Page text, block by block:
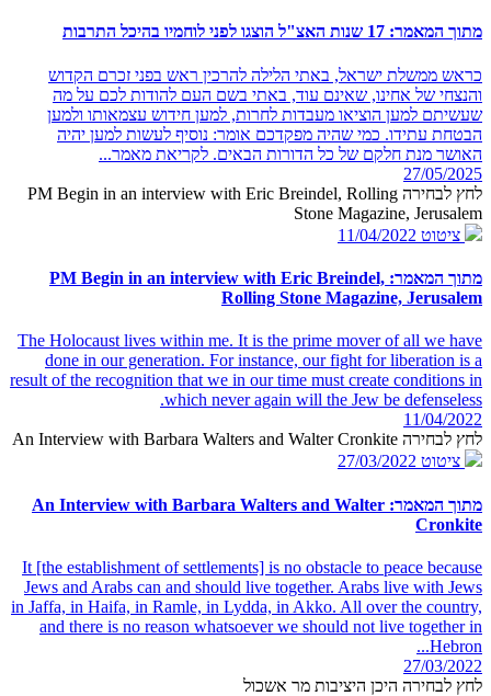
מתוך המאמר: 17 שנות האצ"ל הוצגו לפני לוחמיו בהיכל התרבות
כראש ממשלת ישראל, באתי הלילה להרכין ראש בפני זכרם הקדוש
והנצחי של אחינו, שאינם עוד, באתי בשם העם להודות לכם על מה
שעשיתם למען הוציאו מעבדות לחרות, למען חידוש עצמאותו ולמען
הבטחת עתידו. כמי שהיה מפקדכם אומר: נוסיף לעשות למען יהיה
האושר מנת חלקם של כל הדורות הבאים. לקריאת מאמר...
27/05/2025
לחץ לבחירה PM Begin in an interview with Eric Breindel, Rolling
Stone Magazine, Jerusalem
ציטוט 11/04/2022
מתוך המאמר: PM Begin in an interview with Eric Breindel,
Rolling Stone Magazine, Jerusalem
The Holocaust lives within me. It is the prime mover of all we have
done in our generation. For instance, our fight for liberation is a
result of the recognition that we in our time must create conditions in
which never again will the Jew be defenseless.
11/04/2022
לחץ לבחירה An Interview with Barbara Walters and Walter Cronkite
ציטוט 27/03/2022
מתוך המאמר: An Interview with Barbara Walters and Walter
Cronkite
It [the establishment of settlements] is no obstacle to peace because
Jews and Arabs can and should live together. Arabs live with Jews
in Jaffa, in Haifa, in Ramle, in Lydda, in Akko. All over the country,
and there is no reason whatsoever we should not live together in
Hebron...
27/03/2022
לחץ לבחירה היכן היציבות מר אשכול